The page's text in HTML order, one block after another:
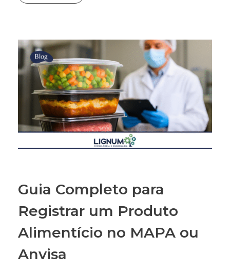
Guia Completo para
Registrar um Produto
Alimentício no MAPA ou
Anvisa